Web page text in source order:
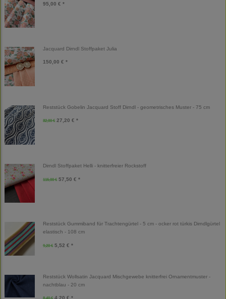
95,00 € *
Jacquard Dirndl Stoffpaket Julia
150,00 € *
Reststück Gobelin Jacquard Stoff Dirndl - geometrisches Muster - 75 cm
32,00 € 27,20 € *
Dirndl Stoffpaket Helli - knitterfreier Rockstoff
115,00 € 57,50 € *
Reststück Gummiband für Trachtengürtel - 5 cm - ocker rot türkis Dirndlgürtel
elastisch - 108 cm
9,20 € 5,52 € *
Reststück Wollsatin Jacquard Mischgewebe knitterfrei Ornamentmuster -
nachtblau - 20 cm